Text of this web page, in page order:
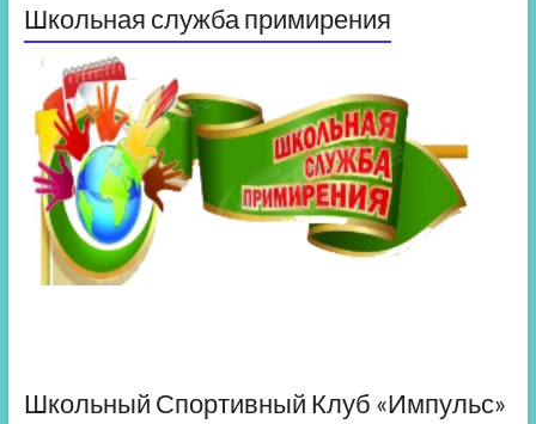
Школьная служба примирения
Школьный Спортивный Клуб «Импульс»